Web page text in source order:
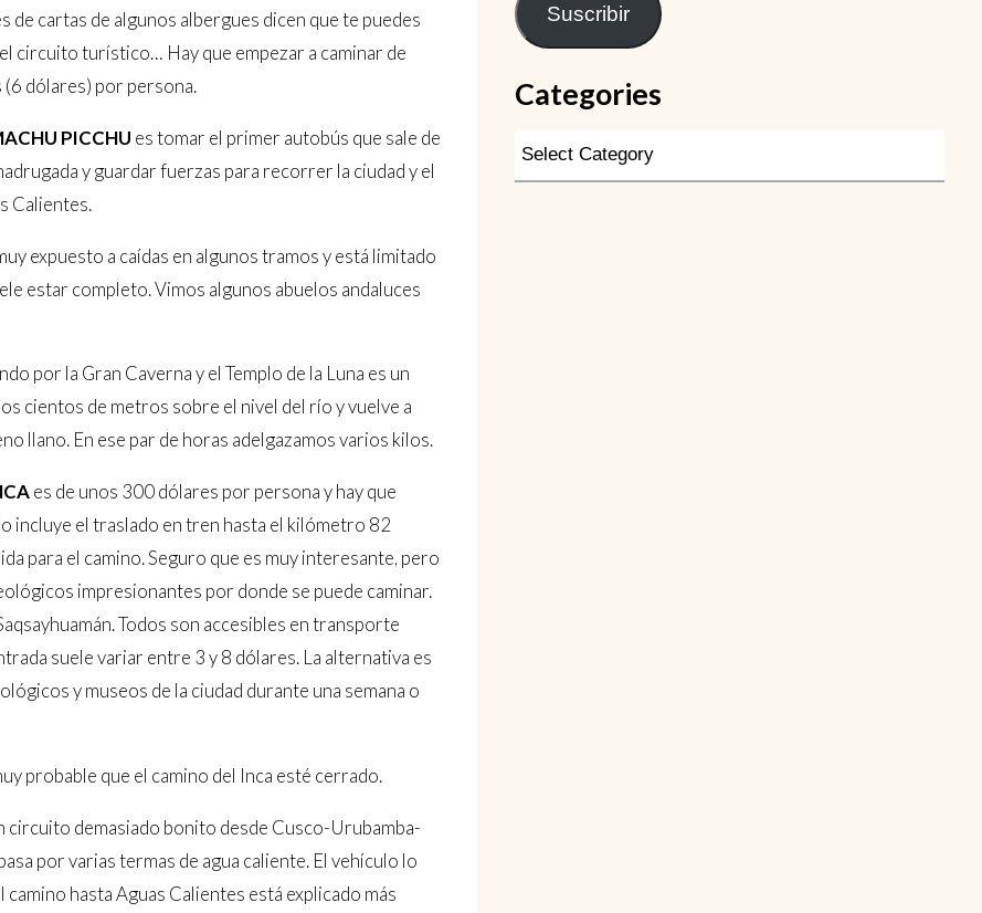
de cartas de algunos albergues dicen que te puedes
circuito turístico… Hay que empezar a caminar de
dólares) por persona.
PICCHU es tomar el primer autobús que sale de
y guardar fuerzas para recorrer la ciudad y el
Calientes.
expuesto a caídas en algunos tramos y está limitado
estar completo. Vimos algunos abuelos andaluces
por la Gran Caverna y el Templo de la Luna es un
cientos de metros sobre el nivel del río y vuelve a
llano. En ese par de horas adelgazamos varios kilos.
es de unos 300 dólares por persona y hay que
incluye el traslado en tren hasta el kilómetro 82
para el camino. Seguro que es muy interesante, pero
impresionantes por donde se puede caminar.
Todos son accesibles en transporte
suele variar entre 3 y 8 dólares. La alternativa es
y museos de la ciudad durante una semana o
probable que el camino del Inca esté cerrado.
circuito demasiado bonito desde Cusco-Urubamba-
por varias termas de agua caliente. El vehículo lo
hasta Aguas Calientes está explicado más
Suscribir
Categories